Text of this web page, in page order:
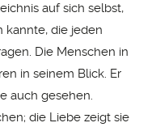
auf sich selbst,
kannte, die jeden
Die Menschen in
in seinem Blick. Er
auch gesehen.
die Liebe zeigt sie